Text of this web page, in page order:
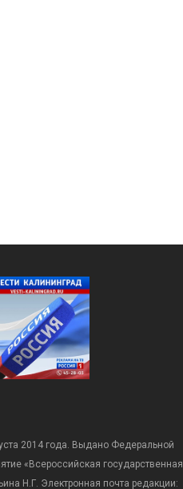
2014 года. Выдано Федеральной
«Всероссийская государственная
Н.Г. Электронная почта редакции: